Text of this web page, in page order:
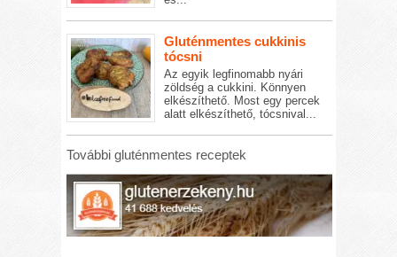
Gluténmentes cukkinis
tócsni
Az egyik legfinomabb nyári
zöldség a cukkini. Könnyen
elkészíthető. Most egy percek
alatt elkészíthető, tócsnival...
További gluténmentes receptek